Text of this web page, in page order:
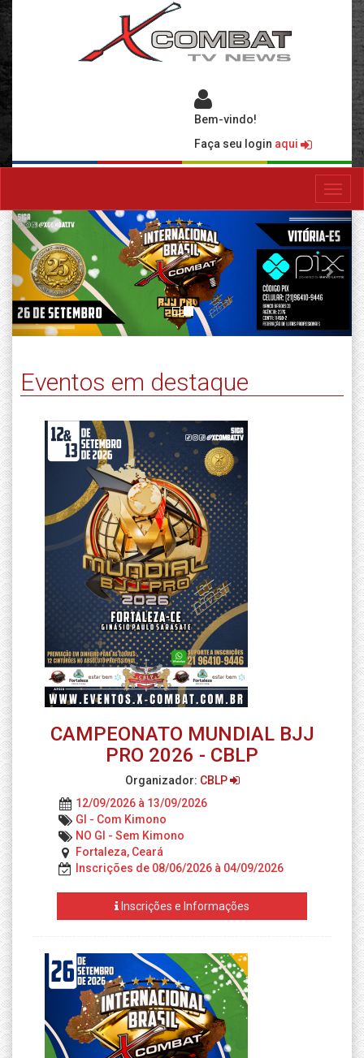
Bem-vindo!
Faça seu login aqui
Previous Next
Eventos em destaque
CAMPEONATO MUNDIAL BJJ
PRO 2026 - CBLP
Organizador: CBLP
12/09/2026 à 13/09/2026
GI - Com Kimono
NO GI - Sem Kimono
Fortaleza, Ceará
Inscrições de 08/06/2026 à 04/09/2026
Inscrições e Informações